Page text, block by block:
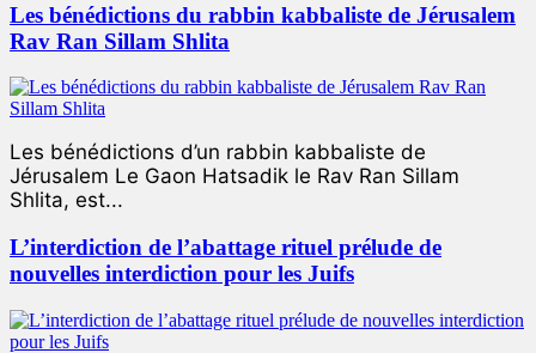
Les bénédictions du rabbin kabbaliste de Jérusalem
Rav Ran Sillam Shlita
Les bénédictions d’un rabbin kabbaliste de
Jérusalem Le Gaon Hatsadik le Rav Ran Sillam
Shlita, est...
L’interdiction de l’abattage rituel prélude de
nouvelles interdiction pour les Juifs